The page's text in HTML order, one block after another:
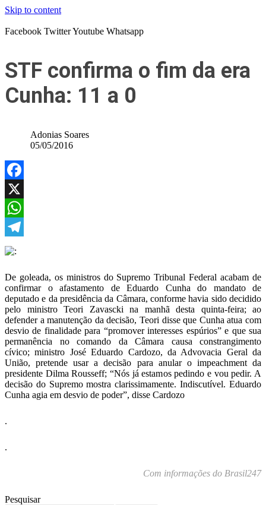
Skip to content
Facebook TwitterYoutube Whatsapp
STF confirma o fim da era
Cunha: 11 a 0
Adonias Soares
05/05/2016
Facebook
X
WhatsApp
Telegram
De goleada, os ministros do Supremo Tribunal Federal acabam de
confirmar o afastamento de Eduardo Cunha do mandato de
deputado e da presidência da Câmara, conforme havia sido decidido
pelo ministro Teori Zavascki na manhã desta quinta-feira; ao
defender a manutenção da decisão, Teori disse que Cunha atua com
desvio de finalidade para “promover interesses espúrios” e que sua
permanência no comando da Câmara causa constrangimento
cívico; ministro José Eduardo Cardozo, da Advovacia Geral da
União, pretende usar a decisão para anular o impeachment da
presidente Dilma Rousseff; “Nós já estamos pedindo e vou pedir. A
decisão do Supremo mostra clarissimamente. Indiscutível. Eduardo
Cunha agia em desvio de poder”, disse Cardozo
.
.
Com informações do Brasil247
Pesquisar